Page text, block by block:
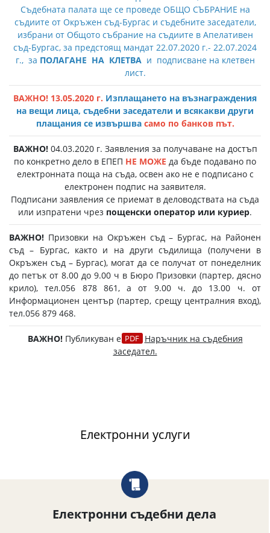
Съдебната палата ще се проведе ОБЩО СЪБРАНИЕ на
съдиите от Окръжен съд-Бургас и съдебните заседатели,
избрани от Общото събрание на съдиите в Апелативен
съд-Бургас, за предстоящ мандат 22.07.2020 г.- 22.07.2024
г., за ПОЛАГАНЕ НА КЛЕТВАи подписване на клетвен
лист.
ВАЖНО! 13.05.2020 г. Изплащането на възнаграждения
на вещи лица, съдебни заседатели и всякакви други
плащания се извършва само по банков път.
ВАЖНО! 04.03.2020 г. Заявления за получаване на достъп
по конкретно дело в ЕПЕП НЕ МОЖЕ да бъде подавано по
електронната поща на съда, освен ако не е подписано с
електронен подпис на заявителя.
Подписани заявления се приемат в деловодствата на съда
или изпратени чрез пощенски оператор или куриер.
ВАЖНО! Призовки на Окръжен съд – Бургас, на Районен
съд – Бургас, както и на други съдилища (получени в
Окръжен съд – Бургас), могат да се получат от понеделник
до петък от 8.00 до 9.00 ч в Бюро Призовки (партер, дясно
крило), тел.056 878 861, а от 9.00 ч. до 13.00 ч. от
Информационен център (партер, срещу централния вход),
тел.056 879 468.
ВАЖНО! Публикуван е
Наръчник на съдебния
заседател.
Електронни услуги
Електронни съдебни дела